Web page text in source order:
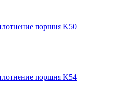
поршня K50
поршня K54